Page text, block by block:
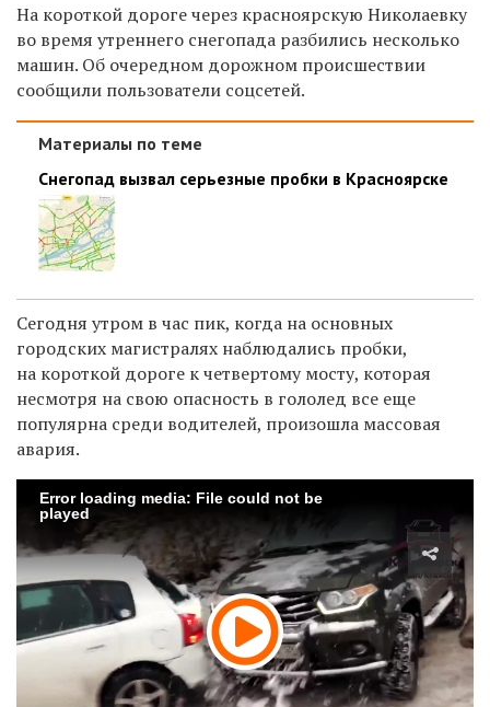
На короткой дороге через красноярскую Николаевку
во время утреннего снегопада разбились несколько
машин. Об очередном дорожном происшествии
сообщили пользователи соцсетей.
Материалы по теме
Снегопад вызвал серьезные пробки в Красноярске
Сегодня утром в час пик, когда на основных
городских магистралях наблюдались пробки,
на короткой дороге к четвертому мосту, которая
несмотря на свою опасность в гололед все еще
популярна среди водителей, произошла массовая
авария.
Error loading media: File could not be
played